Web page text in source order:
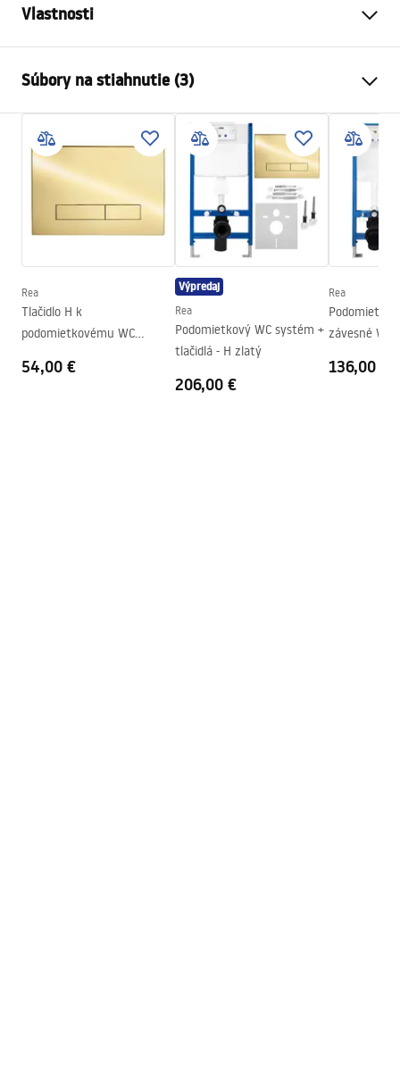
Vlastnosti
Splachovací systém
Farba
Biela
Prevedenie
Lesklý
Materiál
Sanitárna keramika
Dĺžka
515
Šírka
365mm
mm
Rozstup upevňovacích
skrutiek
180
Sedadlo v balení Áno, vo farbe WC misy
Súbory na stiahnutie (3)
ATEST-higieniczny.pdf
Installation instructions
instrukcja-montażu-misy-wc-video.mp4
Rea
Tlačidlo H k
podomietkovému WC
54,00 €
Výpredaj
Rea
Podomietkový WC systém +
tlačidlá - H zlatý
206,00 €
Rea
136,00 €